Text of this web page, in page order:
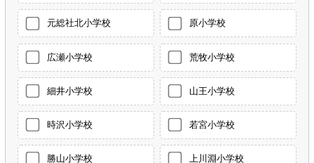
元総社北小学校 原小学校
広瀬小学校 荒牧小学校
細井小学校 山王小学校
時沢小学校 若宮小学校
勝山小学校 上川淵小学校